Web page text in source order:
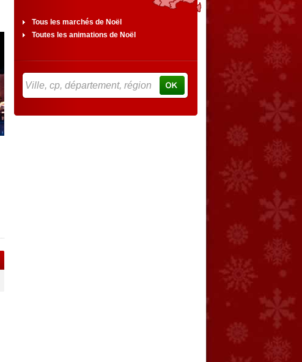
Tous les marchés de Noël
Toutes les animations de Noël